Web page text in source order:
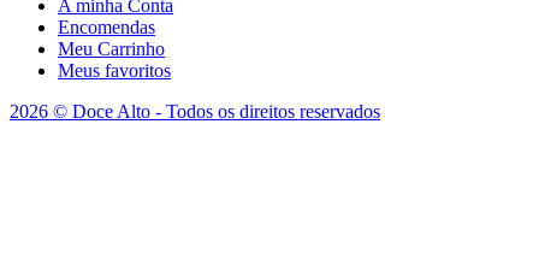
A minha Conta
Encomendas
Meu Carrinho
Meus favoritos
2026 © Doce Alto - Todos os direitos reservados